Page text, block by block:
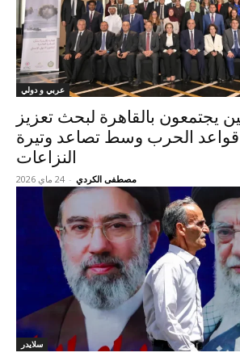
عربي و دولي
يجتمعون بالقاهرة لبحث تعزيز
قواعد الحرب وسط تصاعد وتيرة
النزاعات
مصطفى الكردي - 24 ماي 2026
سلايدر